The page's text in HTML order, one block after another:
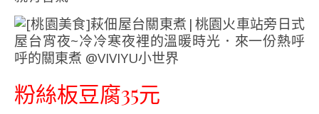
粉絲板豆腐35元